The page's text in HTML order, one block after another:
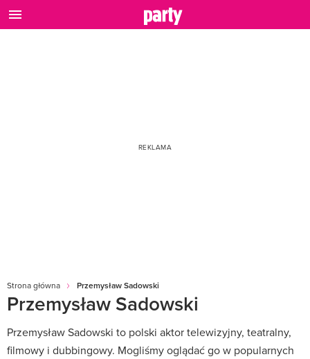
Strona główna Przemysław Sadowski
Przemysław Sadowski
Przemysław Sadowski to polski aktor telewizyjny, teatralny,
filmowy i dubbingowy. Mogliśmy oglądać go w popularnych